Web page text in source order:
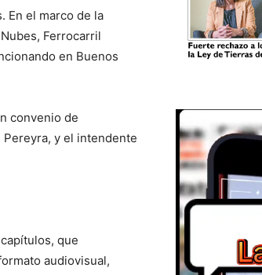
En el marco de la
Ferrocarril
en Buenos
convenio de
y el intendente
que
audiovisual,